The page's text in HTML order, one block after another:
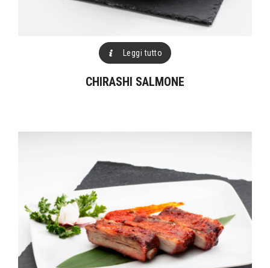
Leggi tutto
CHIRASHI SALMONE